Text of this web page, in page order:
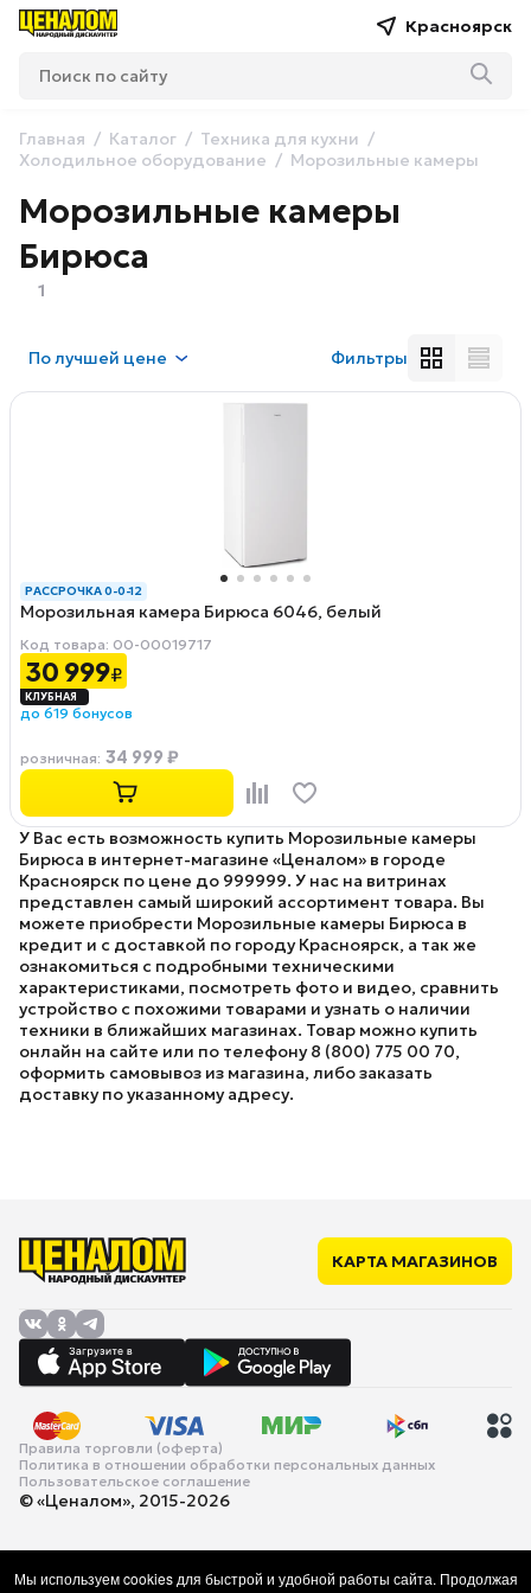
Красноярск
Главная Каталог
Техника для кухни
Холодильное оборудование
Морозильные камеры
Морозильные камеры
Бирюса
1
Получшей цене Фильтры
РАССРОЧКА 0-0-12
Морозильная камера Бирюса 6046, белый
Код товара: 00-00019717
30 999₽
до 619 бонусов
розничная: 34 999 ₽
У Вас есть возможность купить Морозильные камеры
Бирюса в интернет-магазине «Ценалом» в городе
Красноярск по цене до 999999. У нас на витринах
представлен самый широкий ассортимент товара. Вы
можете приобрести Морозильные камеры Бирюса в
кредит и с доставкой по городу Красноярск, а так же
ознакомиться с подробными техническими
характеристиками, посмотреть фото и видео, сравнить
устройство с похожими товарами и узнать о наличии
техники в ближайших магазинах. Товар можно купить
онлайн на сайте или по телефону 8 (800) 775 00 70,
оформить самовывоз из магазина, либо заказать
доставку по указанному адресу.
КАРТА МАГАЗИНОВ
Правила торговли (оферта)
Политика в отношении обработки персональных данных
Пользовательское соглашение
© «Ценалом», 2015-2026
Мы используем cookies для быстрой и удобной работы сайта. Продолжая